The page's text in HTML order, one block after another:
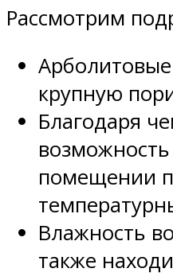
Рассмотрим
крупную
Благодаря
помещении
Влажность
также